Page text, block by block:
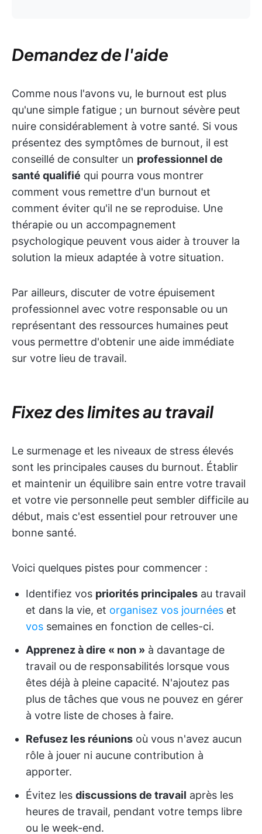
Demandez de l'aide
Comme nous l'avons vu, le burnout est plus
qu'une simple fatigue ; un burnout sévère peut
nuire considérablement à votre santé. Si vous
présentez des symptômes de burnout, il est
conseillé de consulter un professionnel de
santé qualifié qui pourra vous montrer
comment vous remettre d'un burnout et
comment éviter qu'il ne se reproduise. Une
thérapie ou un accompagnement
psychologique peuvent vous aider à trouver la
solution la mieux adaptée à votre situation.
Par ailleurs, discuter de votre épuisement
professionnel avec votre responsable ou un
représentant des ressources humaines peut
vous permettre d'obtenir une aide immédiate
sur votre lieu de travail.
Fixez des limites au travail
Le surmenage et les niveaux de stress élevés
sont les principales causes du burnout. Établir
et maintenir un équilibre sain entre votre travail
et votre vie personnelle peut sembler difficile au
début, mais c'est essentiel pour retrouver une
bonne santé.
Voici quelques pistes pour commencer :
Identifiez vos priorités principales au travail
et dans la vie, et organisez vos journées et
vos semaines en fonction de celles-ci.
Apprenez à dire « non » à davantage de
travail ou de responsabilités lorsque vous
êtes déjà à pleine capacité. N'ajoutez pas
plus de tâches que vous ne pouvez en gérer
à votre liste de choses à faire.
Refusez les réunions où vous n'avez aucun
rôle à jouer ni aucune contribution à
apporter.
Évitez les discussions de travail après les
heures de travail, pendant votre temps libre
ou le week-end.